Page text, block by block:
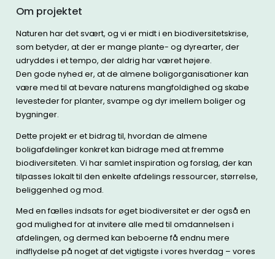
Om projektet
Naturen har det svært, og vi er midt i en biodiversitetskrise,
som betyder, at der er mange plante- og dyrearter, der
udryddes i et tempo, der aldrig har været højere.
Den gode nyhed er, at de almene boligorganisationer kan
være med til at bevare naturens mangfoldighed og skabe
levesteder for planter, svampe og dyr imellem boliger og
bygninger.
Dette projekt er et bidrag til, hvordan de almene
boligafdelinger konkret kan bidrage med at fremme
biodiversiteten. Vi har samlet inspiration og forslag, der kan
tilpasses lokalt til den enkelte afdelings ressourcer, størrelse,
beliggenhed og mod.
Med en fælles indsats for øget biodiversitet er der også en
god mulighed for at invitere alle med til omdannelsen i
afdelingen, og dermed kan beboerne få endnu mere
indflydelse på noget af det vigtigste i vores hverdag – vores